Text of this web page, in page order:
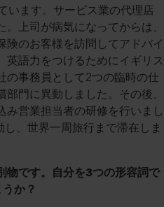
います。サービス業の代理店
上司が病気になってからは、
のお客様を訪問してアドバイ
語力をつけるためにイギリス
の事務員として2つの臨時の仕
門に異動しました。その後、
営業担当者の研修を行いまし
、世界一周旅行まで滞在しま
物です。自分を3つの形容詞で
か？